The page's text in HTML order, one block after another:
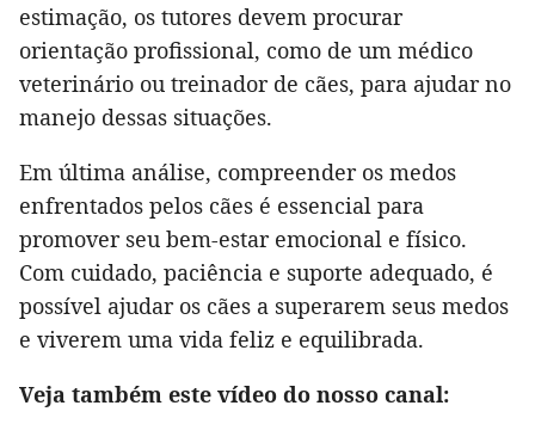
estimação, os tutores devem procurar
orientação profissional, como de um médico
veterinário ou treinador de cães, para ajudar no
manejo dessas situações.
Em última análise, compreender os medos
enfrentados pelos cães é essencial para
promover seu bem-estar emocional e físico.
Com cuidado, paciência e suporte adequado, é
possível ajudar os cães a superarem seus medos
e viverem uma vida feliz e equilibrada.
Veja também este vídeo do nosso canal: